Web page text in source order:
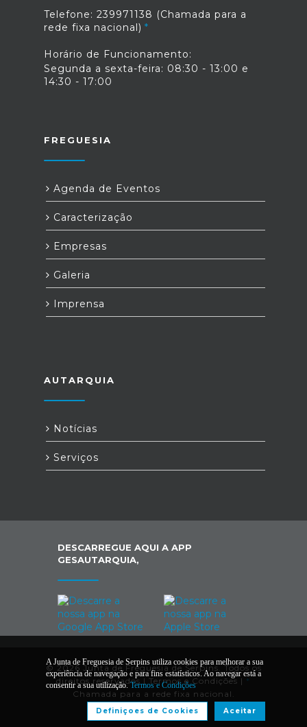
Telefone: 239971138 (Chamada para a
rede fixa nacional)
Horário de Funcionamento:
Segunda a sexta-feira: 08:30 - 13:00 e
14:30 - 17:00
FREGUESIA
Agenda de Eventos
Caracterização
Empresas
Galeria
Imprensa
AUTARQUIA
Notícias
Serviços
DESCARREGUE AQUI A APP
GESAUTARQUIA,
© 2026 Junta de Freguesia de Serpins. Todos os
direitos reservados | Termos e Condições | *
Chamada para a rede fixa nacional.
A Junta de Freguesia de Serpins utiliza cookies para melhorar a sua
experiência de navegação e para fins estatísticos. Ao navegar está a
consentir a sua utilização.Termos e Condições
Aceitar
Definiçoes de Cookies